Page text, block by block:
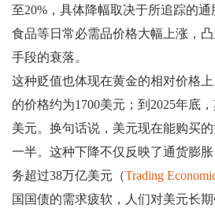
至20%，具体降幅取决于所追踪的
食品等日常必需品价格大幅上涨，
手段的衰落。
这种贬值也体现在黄金的相对价格
的价格约为1700美元；到2025年底
美元。换句话说，美元现在能购买
一半。这种下降不仅反映了通货膨
务超过38万亿美元（Trading
国国债的需求疲软，人们对美元长期